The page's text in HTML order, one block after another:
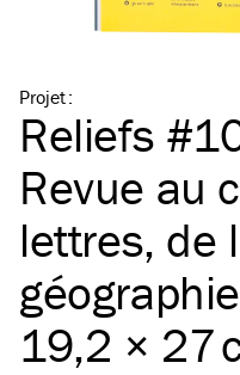
Projet:
Reliefs
Revue au
lettres, de
19,2 × 27